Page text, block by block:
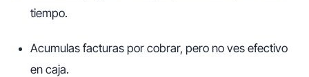
tiempo.
Acumulas facturas por cobrar, pero no ves efectivo
en caja.